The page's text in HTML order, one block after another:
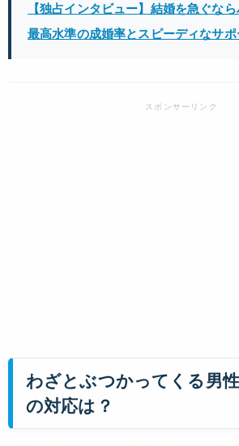
【独占インタビュー】結婚を急ぐな
最高水準の成婚率とスピーディなサポ
わざとぶつかってくる男
の対応は？